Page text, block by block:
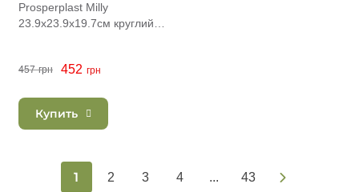
Prosperplast Milly
23.9х23.9х19.7см круглий
457 грн 452 грн
Купить
1 2 3 4 ... 43